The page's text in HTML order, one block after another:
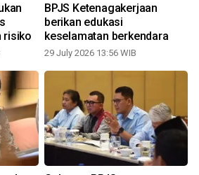
risiko
BPJS Ketenagakerjaan
berikan edukasi
keselamatan berkendara
29 July 2026 13:56 WIB